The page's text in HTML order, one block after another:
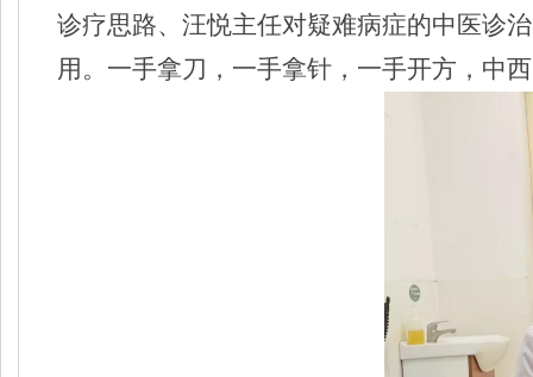
诊疗思路、汪悦主任对疑难病症的中医诊
用。一手拿刀，一手拿针，一手开方，中